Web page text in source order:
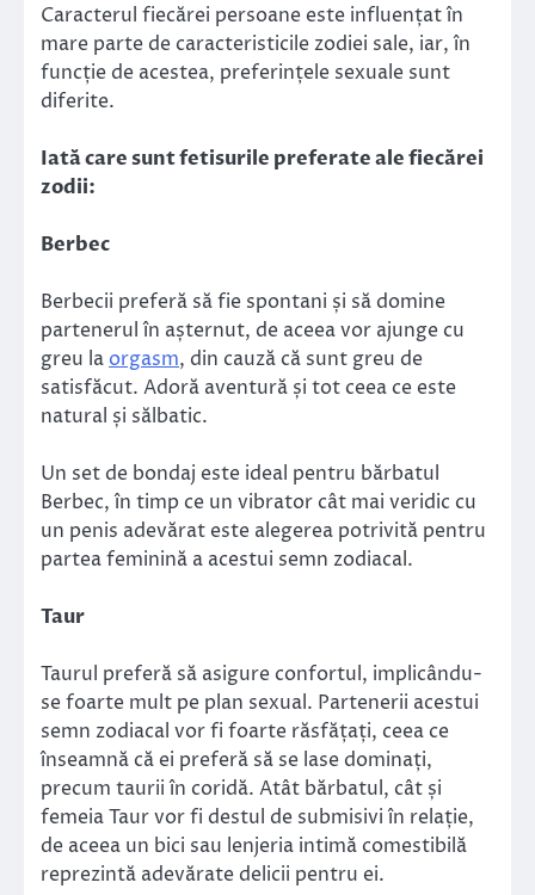
Caracterul fiecărei persoane este influențat în
mare parte de caracteristicile zodiei sale, iar, în
funcție de acestea, preferințele sexuale sunt
diferite.
Iată care sunt fetisurile preferate ale fiecărei
zodii:
Berbec
Berbecii preferă să fie spontani și să domine
partenerul în așternut, de aceea vor ajunge cu
greu la orgasm, din cauză că sunt greu de
satisfăcut. Adoră aventură și tot ceea ce este
natural și sălbatic.
Un set de bondaj este ideal pentru bărbatul
Berbec, în timp ce un vibrator cât mai veridic cu
un penis adevărat este alegerea potrivită pentru
partea feminină a acestui semn zodiacal.
Taur
Taurul preferă să asigure confortul, implicându-
se foarte mult pe plan sexual. Partenerii acestui
semn zodiacal vor fi foarte răsfățați, ceea ce
înseamnă că ei preferă să se lase dominați,
precum taurii în coridă. Atât bărbatul, cât și
femeia Taur vor fi destul de submisivi în relație,
de aceea un bici sau lenjeria intimă comestibilă
reprezintă adevărate delicii pentru ei.